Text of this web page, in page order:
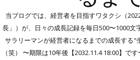
当ブログでは、経営者を目指すワタクシ（
長」）が、日々の成長記録を毎日500〜1000文
サラリーマンが経営者になるまでの成長する"
（笑） 〜期限は10年後【2032.11.4 18:00】で